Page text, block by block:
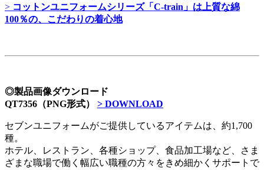
> コットンユニフォームシリーズ「C-train」は上質な綿
100％の、こだわりの着心地
◎製品画像ダウンロード
QT7356（PNG形式） > DOWNLOAD
セブンユニフォームがご提供しているアイテムは、約1,700
種。
ホテル、レストラン、各種ショップ、食品加工場など、さま
ざまな職場で働く幅広い職種の方々をきめ細かくサポートで